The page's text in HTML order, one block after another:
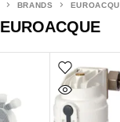
EUROACQUE
BRANDS